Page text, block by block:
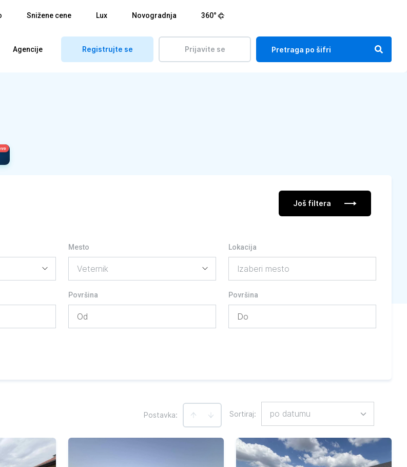
Snižene cene Lux Novogradnja 360°
Agencije Registrujte se Prijavite se
Još filtera
Mesto Lokacija
Izaberi mesto
Površina Površina
Postavka: Sortiraj: po datumu